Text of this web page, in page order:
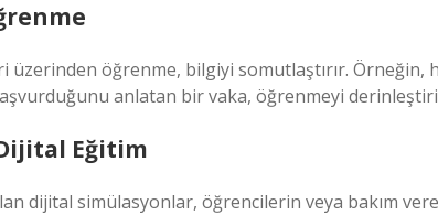
üzerinden öğrenme, bilgiyi somutlaştırır. Örneğin,
anlatan bir vaka, öğrenmeyi
Eğitim
dijital simülasyonlar, öğrencilerin veya bakım